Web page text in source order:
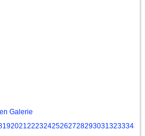
Galerie
192021 22232425262728293031 32333435